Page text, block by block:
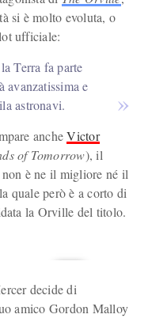
si è molto evoluta, o
ufficiale:
Terra fa parte
e
astronavi.
ancheVictor
of Tomorrow), il
è ne il migliore né il
quale però è a corto di
la Orville del titolo.
decide di
amico Gordon Malloy